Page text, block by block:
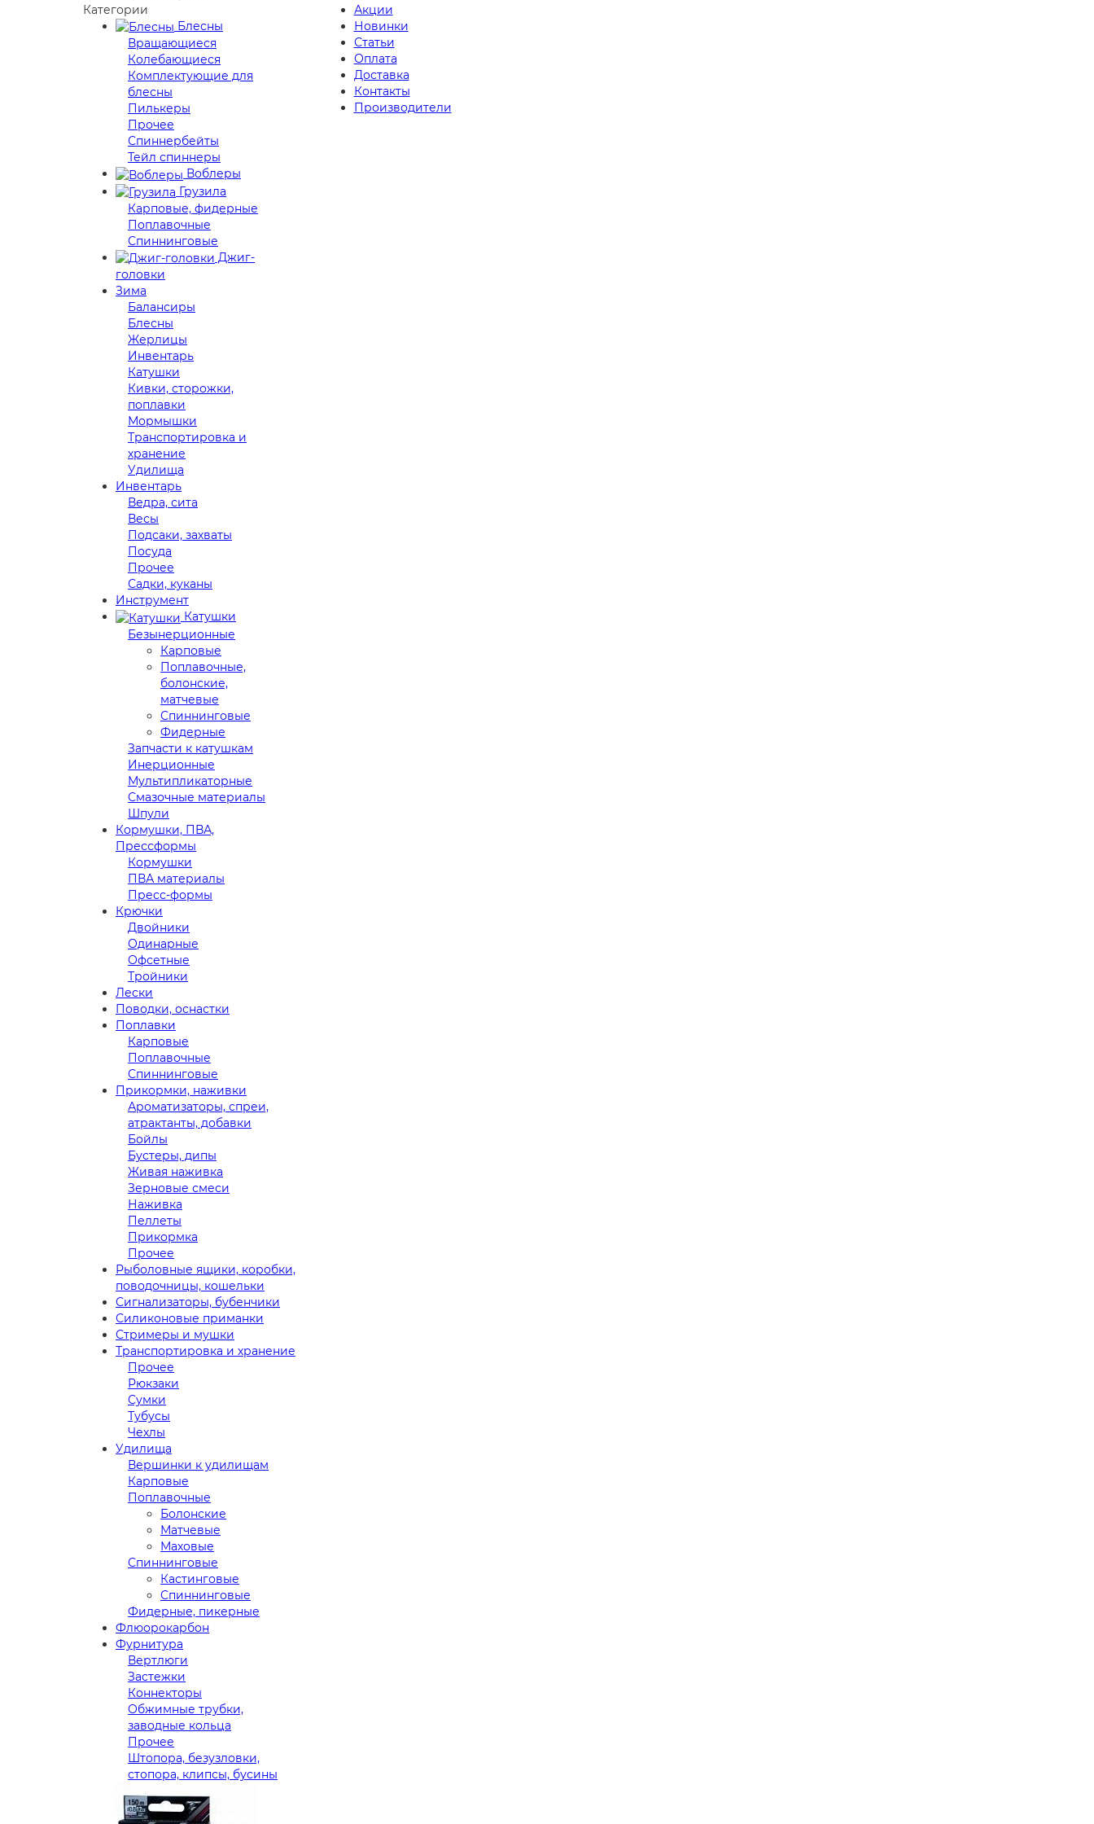
Категории
Блесны
Вращающиеся
Колебающиеся
Комплектующие для
блесны
Пилькеры
Прочее
Спиннербейты
Тейл спиннеры
Воблеры
Грузила
Карповые, фидерные
Поплавочные
Спиннинговые
Джиг-
головки
Зима
Балансиры
Блесны
Жерлицы
Инвентарь
Катушки
Кивки, сторожки,
поплавки
Мормышки
Транспортировка и
хранение
Удилища
Инвентарь
Ведра, сита
Весы
Подсаки, захваты
Посуда
Прочее
Садки, куканы
Инструмент
Катушки
Безынерционные
Карповые
Поплавочные,
болонские,
матчевые
Спиннинговые
Фидерные
Запчасти к катушкам
Инерционные
Мультипликаторные
Смазочные материалы
Шпули
Кормушки, ПВА,
Прессформы
Кормушки
ПВА материалы
Пресс-формы
Крючки
Двойники
Одинарные
Офсетные
Тройники
Лески
Поводки, оснастки
Поплавки
Карповые
Поплавочные
Спиннинговые
Прикормки, наживки
Ароматизаторы, спреи,
атрактанты, добавки
Бойлы
Бустеры, дипы
Живая наживка
Зерновые смеси
Наживка
Пеллеты
Прикормка
Прочее
Рыболовные ящики, коробки,
поводочницы, кошельки
Сигнализаторы, бубенчики
Силиконовые приманки
Стримеры и мушки
Транспортировка и хранение
Прочее
Рюкзаки
Сумки
Тубусы
Чехлы
Удилища
Вершинки к удилищам
Карповые
Поплавочные
Болонские
Матчевые
Маховые
Спиннинговые
Кастинговые
Спиннинговые
Фидерные, пикерные
Флюорокарбон
Фурнитура
Вертлюги
Застежки
Коннекторы
Обжимные трубки,
заводные кольца
Прочее
Штопора, безузловки,
стопора, клипсы, бусины
Акции
Новинки
Статьи
Оплата
Доставка
Контакты
Производители